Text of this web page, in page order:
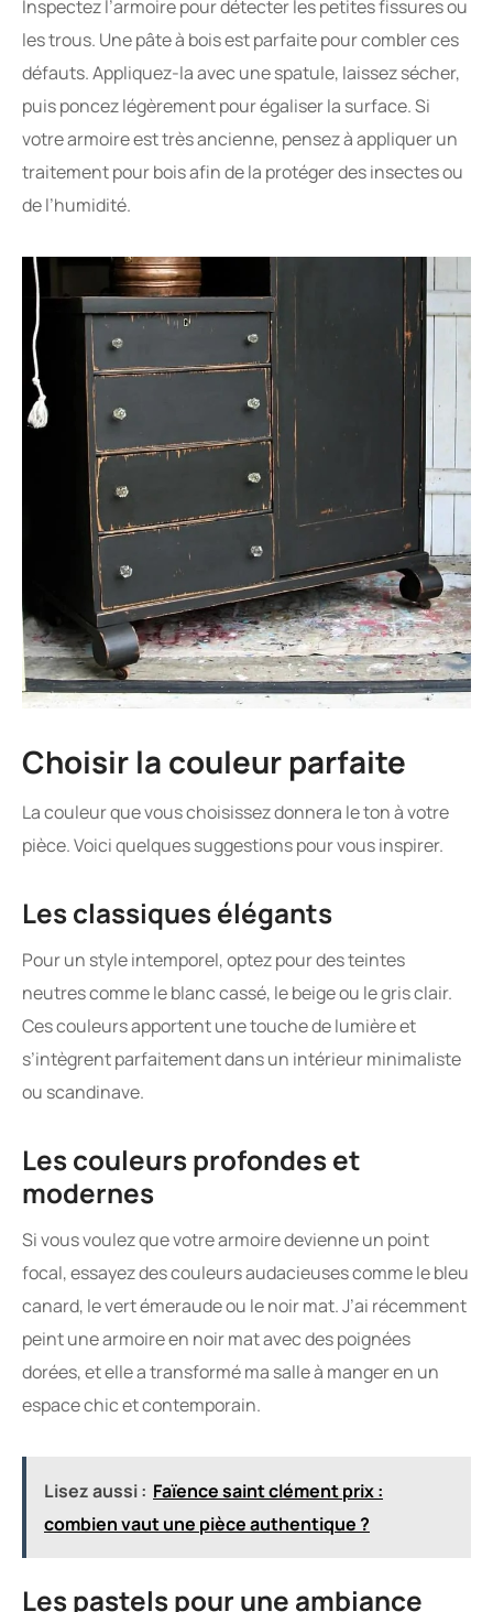
Inspectez l’armoire pour détecter les petites fissures ou
les trous. Une pâte à bois est parfaite pour combler ces
défauts. Appliquez-la avec une spatule, laissez sécher,
puis poncez légèrement pour égaliser la surface. Si
votre armoire est très ancienne, pensez à appliquer un
traitement pour bois afin de la protéger des insectes ou
de l’humidité.
Choisir la couleur parfaite
La couleur que vous choisissez donnera le ton à votre
pièce. Voici quelques suggestions pour vous inspirer.
Les classiques élégants
Pour un style intemporel, optez pour des teintes
neutres comme le blanc cassé, le beige ou le gris clair.
Ces couleurs apportent une touche de lumière et
s’intègrent parfaitement dans un intérieur minimaliste
ou scandinave.
Les couleurs profondes et
modernes
Si vous voulez que votre armoire devienne un point
focal, essayez des couleurs audacieuses comme le bleu
canard, le vert émeraude ou le noir mat. J’ai récemment
peint une armoire en noir mat avec des poignées
dorées, et elle a transformé ma salle à manger en un
espace chic et contemporain.
Lisez aussi : Faïence saint clément prix :
combien vaut une pièce authentique ?
Les pastels pour une ambiance